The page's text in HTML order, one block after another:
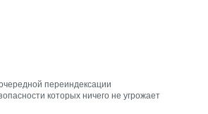
переиндексации
которых ничего не угрожает